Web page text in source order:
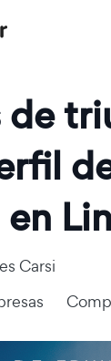
de
Carsi